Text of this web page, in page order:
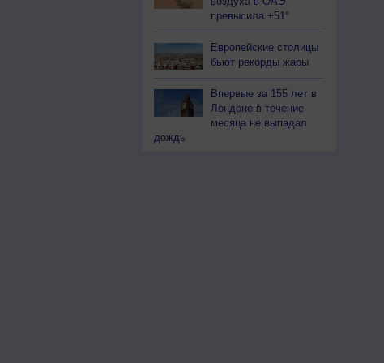
превысила +51°
Европейские столицы
бьют рекорды жары
Впервые за 155 лет в
Лондоне в течение
месяца не выпадал
дождь